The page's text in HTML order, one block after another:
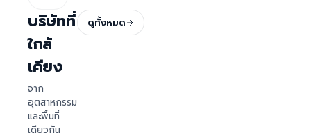
บริษัทที่
ใกล้
เคียง
จาก
อุตสาหกรรม
และพื้นที่
เดียวกัน
ดูทั้งหมด